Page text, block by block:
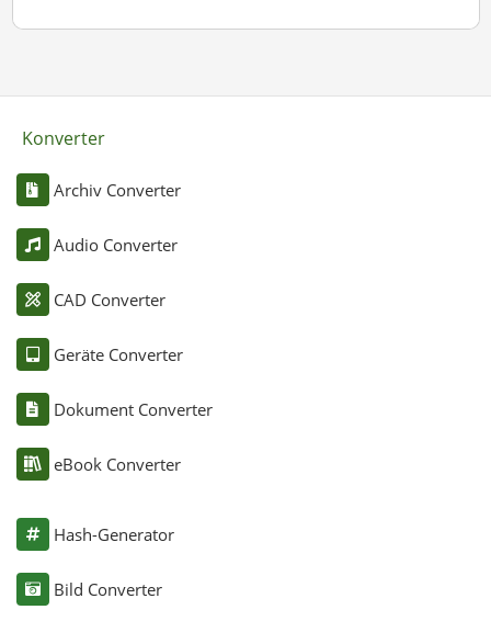
Konverter
Archiv Converter
Audio Converter
CAD Converter
Geräte Converter
Dokument Converter
eBook Converter
Hash-Generator
Bild Converter